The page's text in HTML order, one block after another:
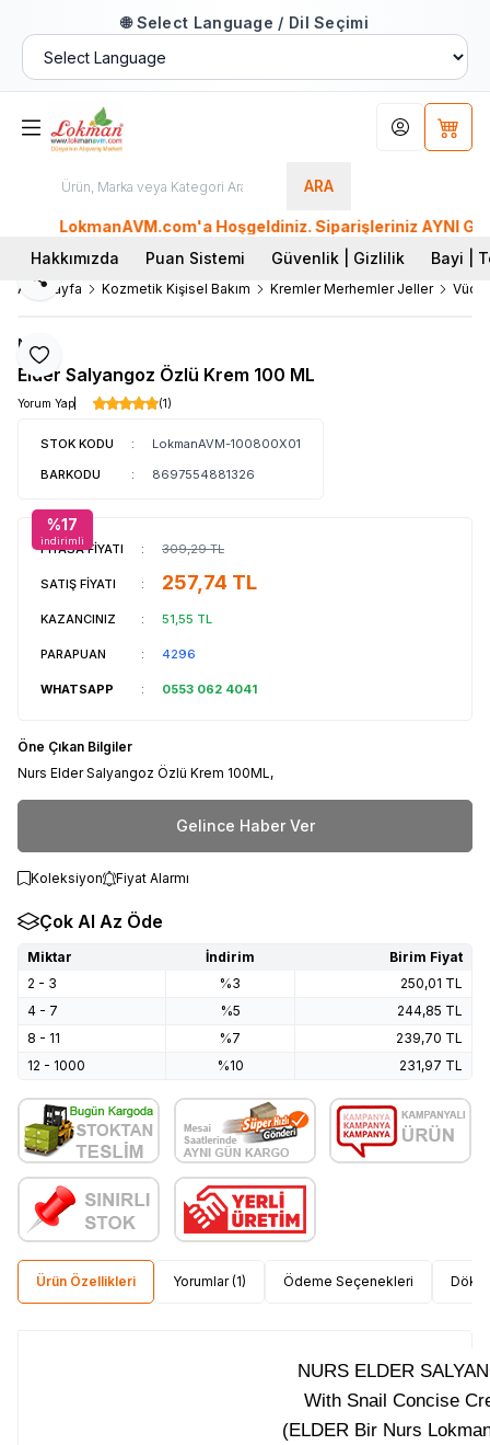
🌐 Select Language / Dil Seçimi
ARA
Hesabım
LokmanAVM.com'a Hoşgeldiniz. Siparişleriniz AYNI GÜN
Hakkımızda
Puan Sistemi Güvenlik | Gizlilik Bayi |
Ana Sayfa Kozmetik Kişisel Bakım Kremler Merhemler Jeller Vücut
Favoriye Ekle
Paylaş
Nurs
Elder Salyangoz Özlü Krem 100 ML
Yorum Yap (1)
STOK KODU :
LokmanAVM-100800X01
BARKODU
: 8697554881326
%17
indirimli
PİYASA FİYATI : 309,29TL
SATIŞ FİYATI : 257,74 TL
KAZANCINIZ : 51,55 TL
PARAPUAN : 4296
WHATSAPP : 0553 062 4041
Öne Çıkan Bilgiler
Nurs Elder Salyangoz Özlü Krem 100ML,
Gelince Haber Ver
Koleksiyon Fiyat Alarmı
Çok Al Az Öde
Miktar İndirim
Birim Fiyat
2 - 3
%3 250,01 TL
4 - 7
%5 244,85 TL
8 - 11
%7 239,70 TL
12 - 1000
%10 231,97 TL
Ürün Özellikleri Yorumlar (1) Ödeme Seçenekleri
NURS ELDER
With Snail Concise
(ELDER Bir Nurs